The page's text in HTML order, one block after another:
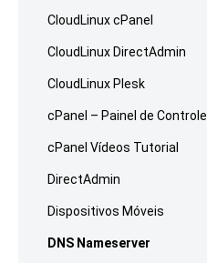
CloudLinux cPanel
CloudLinux DirectAdmin
CloudLinux Plesk
cPanel – Painel de Controle
cPanel Vídeos Tutorial
DirectAdmin
Dispositivos Móveis
DNS Nameserver